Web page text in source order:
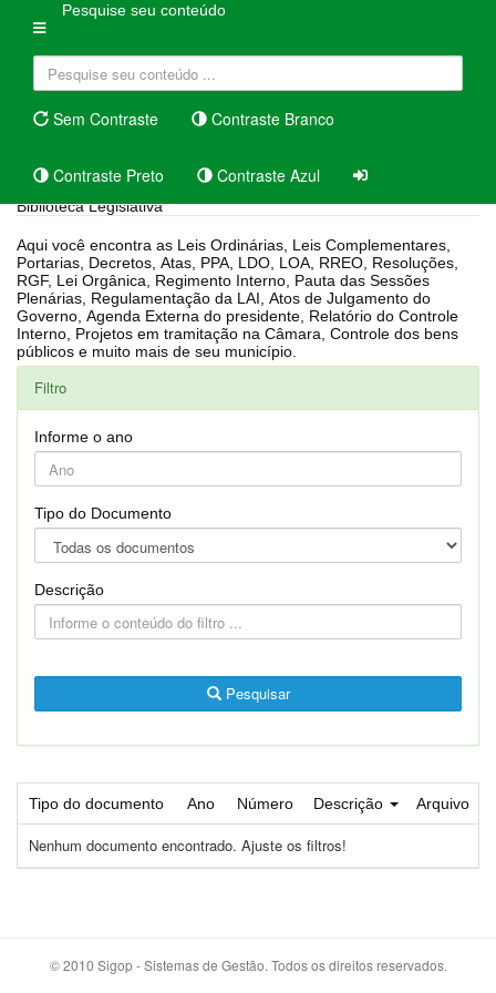
Pesquise seu conteúdo
Sem Contraste Contraste Branco
Contraste Preto Contraste Azul
Biblioteca Legislativa
Aqui você encontra as Leis Ordinárias, Leis Complementares,
Portarias, Decretos, Atas, PPA, LDO, LOA, RREO, Resoluções,
RGF, Lei Orgânica, Regimento Interno, Pauta das Sessões
Plenárias, Regulamentação da LAI, Atos de Julgamento do
Governo, Agenda Externa do presidente, Relatório do Controle
Interno, Projetos em tramitação na Câmara, Controle dos bens
públicos e muito mais de seu município.
Filtro
Informe o ano
Tipo do Documento
Descrição
Pesquisar
Tipo do documento Ano Número Descrição Arquivo
Nenhum documento encontrado. Ajuste os filtros!
© 2010 Sigop - Sistemas de Gestão. Todos os direitos reservados.